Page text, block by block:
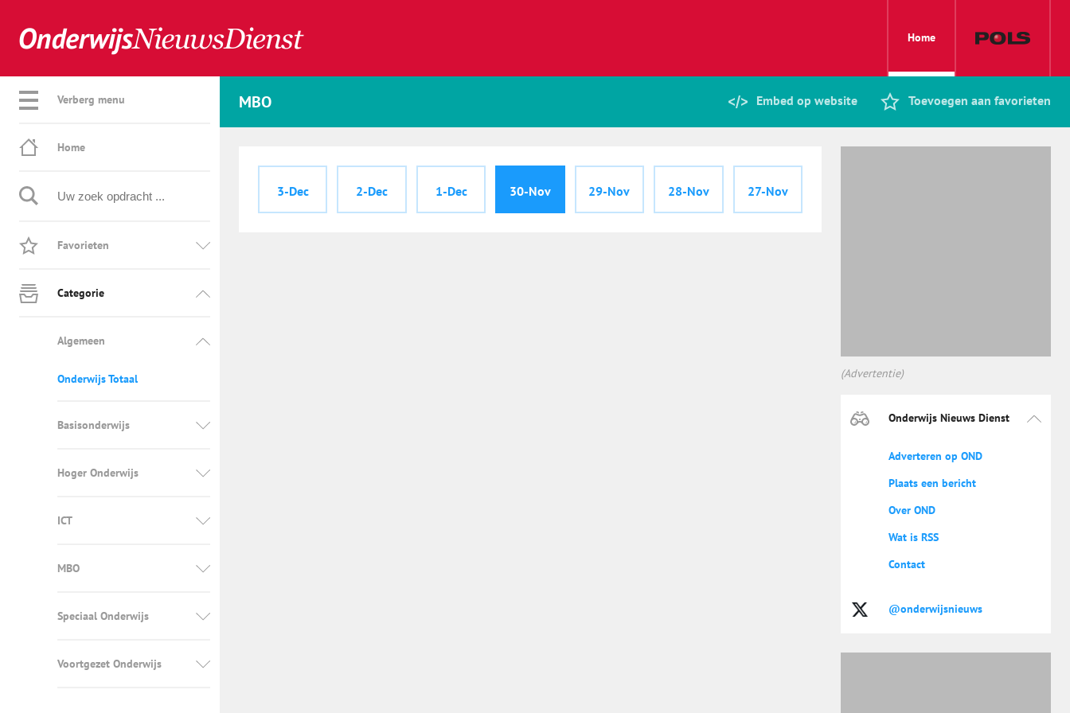
Home
Verberg menu
Home
Favorieten
Categorie
Algemeen
Onderwijs Totaal
Basisonderwijs
Hoger Onderwijs
ICT
MBO
Speciaal Onderwijs
Voortgezet Onderwijs
MBO Embed op website Toevoegen aan favorieten
3-Dec 2-Dec 1-Dec 30-Nov 29-Nov 28-Nov 27-Nov
(Advertentie)
Onderwijs Nieuws Dienst
Adverteren op OND
Plaats een bericht
Over OND
Wat is RSS
Contact
@onderwijsnieuws